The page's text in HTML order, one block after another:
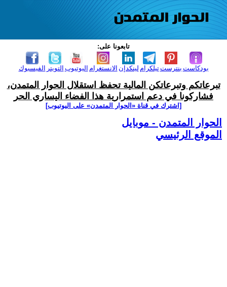
تابعونا على:
الفيسبوك التويتر اليوتيوب الانستغرام لينكدإن تيلكرامبنترست بودكاست
تبرعاتكم وتبرعاتكن المالية تحفظ استقلال الحوار المتمدن،
فشاركونا في دعم استمرارية هذا الفضاء اليساري الحر
[اشترك في قناة ‫«الحوار المتمدن» على اليوتيوب]
الحوار المتمدن - موبايل
الموقع الرئيسي